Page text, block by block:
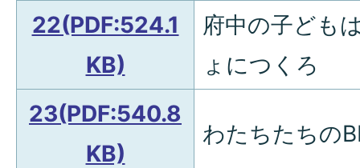
22(PDF:524.1
KB)
府中の子ども
ょにつくろ
23(PDF:540.8
KB)
わたちたちの